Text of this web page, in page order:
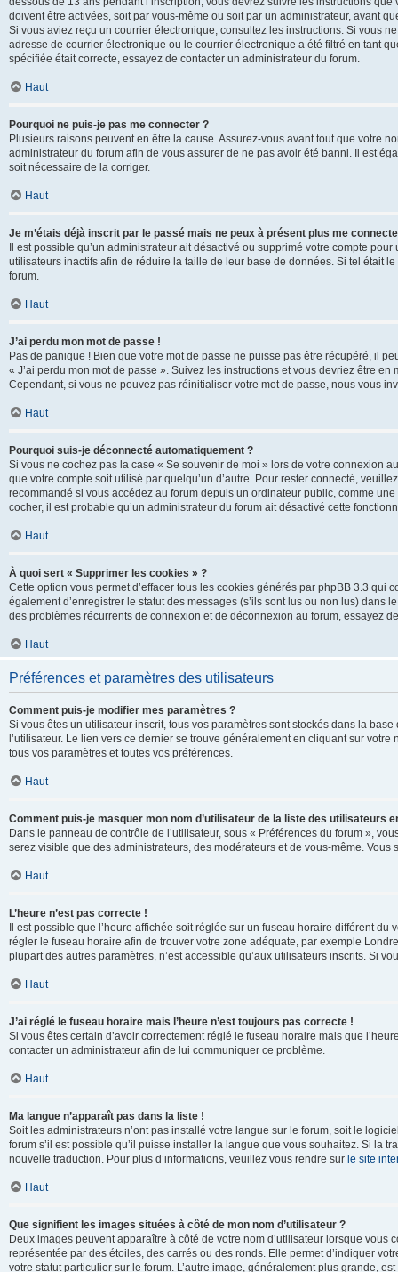
doivent être activées, soit par vous-même ou soit par un administrateur, avant
Si vous aviez reçu un courrier électronique, consultez les instructions. Si vous
adresse de courrier électronique ou le courrier électronique a été filtré en tant
spécifiée était correcte, essayez de contacter un administrateur du forum.
Haut
Pourquoi ne puis-je pas me connecter ?
Plusieurs raisons peuvent en être la cause. Assurez-vous avant tout que votre
administrateur du forum afin de vous assurer de ne pas avoir été banni. Il est
soit nécessaire de la corriger.
Haut
Je m’étais déjà inscrit par le passé mais ne peux à présent plus me
Il est possible qu’un administrateur ait désactivé ou supprimé votre compte
utilisateurs inactifs afin de réduire la taille de leur base de données. Si tel était
forum.
Haut
J’ai perdu mon mot de passe !
Pas de panique ! Bien que votre mot de passe ne puisse pas être récupéré, il
« J’ai perdu mon mot de passe ». Suivez les instructions et vous devriez être
Cependant, si vous ne pouvez pas réinitialiser votre mot de passe, nous vous
Haut
Pourquoi suis-je déconnecté automatiquement ?
Si vous ne cochez pas la case « Se souvenir de moi » lors de votre connexion
que votre compte soit utilisé par quelqu’un d’autre. Pour rester connecté,
recommandé si vous accédez au forum depuis un ordinateur public, comme
cocher, il est probable qu’un administrateur du forum ait désactivé cette
Haut
À quoi sert « Supprimer les cookies » ?
Cette option vous permet d’effacer tous les cookies générés par phpBB 3.3
également d’enregistrer le statut des messages (s’ils sont lus ou non lus)
des problèmes récurrents de connexion et de déconnexion au forum, essayez
Haut
Préférences et paramètres des utilisateurs
Comment puis-je modifier mes paramètres ?
Si vous êtes un utilisateur inscrit, tous vos paramètres sont stockés dans la
l’utilisateur. Le lien vers ce dernier se trouve généralement en cliquant sur
tous vos paramètres et toutes vos préférences.
Haut
Comment puis-je masquer mon nom d’utilisateur de la liste des utilisateurs
Dans le panneau de contrôle de l’utilisateur, sous « Préférences du forum »,
serez visible que des administrateurs, des modérateurs et de vous-même.
Haut
L’heure n’est pas correcte !
Il est possible que l’heure affichée soit réglée sur un fuseau horaire différent
régler le fuseau horaire afin de trouver votre zone adéquate, par exemple
plupart des autres paramètres, n’est accessible qu’aux utilisateurs inscrits. Si
Haut
J’ai réglé le fuseau horaire mais l’heure n’est toujours pas correcte !
Si vous êtes certain d’avoir correctement réglé le fuseau horaire mais que
contacter un administrateur afin de lui communiquer ce problème.
Haut
Ma langue n’apparaît pas dans la liste !
Soit les administrateurs n’ont pas installé votre langue sur le forum, soit le
forum s’il est possible qu’il puisse installer la langue que vous souhaitez. Si la
nouvelle traduction. Pour plus d’informations, veuillez vous rendre sur le site
Haut
Que signifient les images situées à côté de mon nom d’utilisateur ?
Deux images peuvent apparaître à côté de votre nom d’utilisateur lorsque
représentée par des étoiles, des carrés ou des ronds. Elle permet d’indiquer
votre statut particulier sur le forum. L’autre image, généralement plus grande,